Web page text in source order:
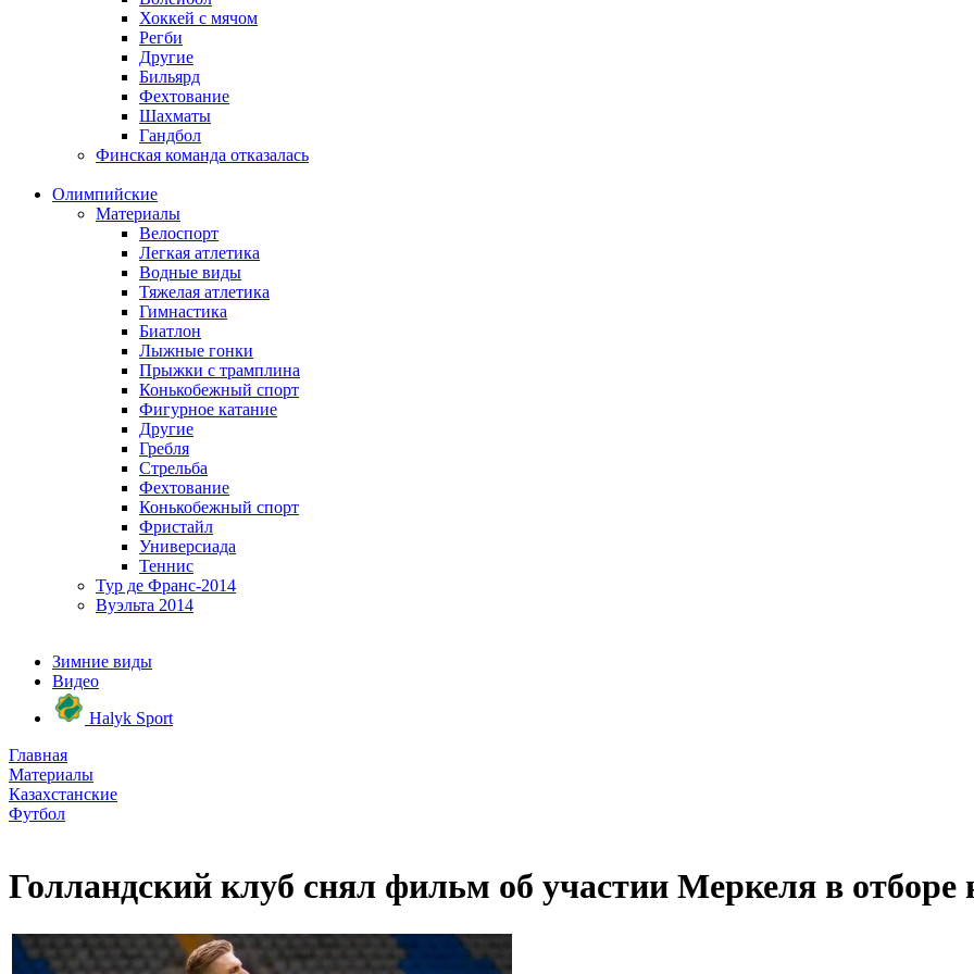
Хоккей с мячом
Регби
Другие
Бильярд
Фехтование
Шахматы
Гандбол
Финская команда отказалась
Олимпийские
Материалы
Велоспорт
Легкая атлетика
Водные виды
Тяжелая атлетика
Гимнастика
Биатлон
Лыжные гонки
Прыжки с трамплина
Конькобежный спорт
Фигурное катание
Другие
Гребля
Стрельба
Фехтование
Конькобежный спорт
Фристайл
Универсиада
Теннис
Тур де Франс-2014
Вуэльта 2014
Зимние виды
Видео
Halyk Sport
Главная
Материалы
Казахстанские
Футбол
Голландский клуб снял фильм об участии Меркеля в отборе